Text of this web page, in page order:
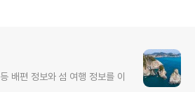
배편 정보와 섬 여행 정보를 이